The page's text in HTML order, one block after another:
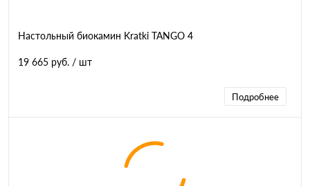
Настольный биокамин Kratki TANGO 4
19 665 руб. / шт
Подробнее